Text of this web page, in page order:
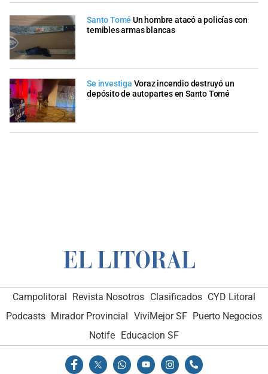
Santo Tomé Un hombre atacó a policías con
temibles armas blancas
Se investiga Voraz incendio destruyó un
depósito de autopartes en Santo Tomé
Campolitoral Revista Nosotros Clasificados CYD Litoral
Podcasts Mirador Provincial VivíMejor SF Puerto Negocios
Notife Educacion SF